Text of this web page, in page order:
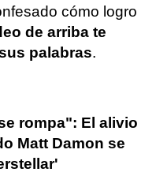
cómo logro
de arriba te
palabras.
rompa": El alivio
Matt Damon se